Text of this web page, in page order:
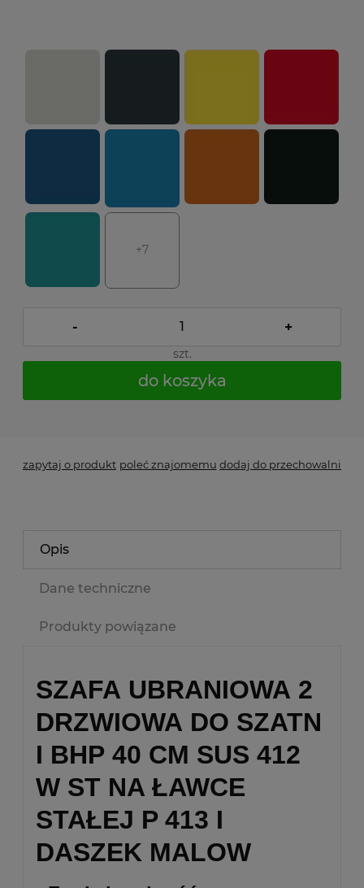
+7
- +
szt.
do koszyka
zapytaj o produkt poleć znajomemu dodaj do przechowalni
Opis
Dane techniczne
Produkty powiązane
SZAFA UBRANIOWA 2
DRZWIOWA DO SZATN
I BHP 40 CM SUS 412
W ST NA ŁAWCE
STAŁEJ P 413 I
DASZEK MALOW